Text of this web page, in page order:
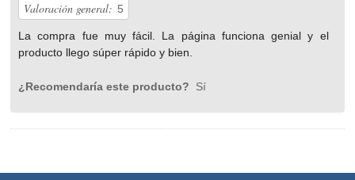
Valoración general: 5
La compra fue muy fácil. La página funciona genial y el
producto llego súper rápido y bien.
¿Recomendaría este producto? Sí